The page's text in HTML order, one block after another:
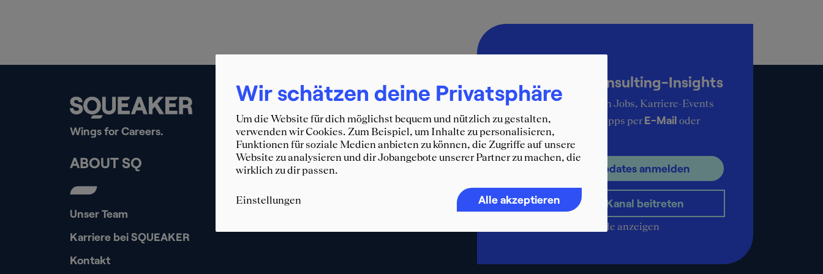
Wings for Careers.
SQUEAKER Consulting-Insights
Erhalte die aktuellsten Jobs, Karriere-Events
und weitere Karrieretipps per E-Mail oder
WhatsApp
Für E-Mail Updates anmelden
WhatsApp-Kanal beitreten
QR-Code anzeigen
ABOUT SQ
Unser Team
Karriere bei SQUEAKER
Kontakt
Wir schätzen deine Privatsphäre
Um die Website für dich möglichst bequem und nützlich zu gestalten,
verwenden wir Cookies. Zum Beispiel, um Inhalte zu personalisieren,
Funktionen für soziale Medien anbieten zu können, die Zugriffe auf unsere
Website zu analysieren und dir Jobangebote unserer Partner zu machen, die
wirklich zu dir passen.
Einstellungen Alle akzeptieren